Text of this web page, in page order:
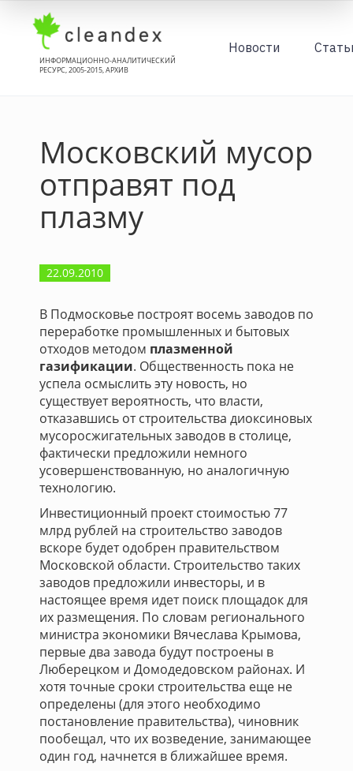
ИНФОРМАЦИОННО-АНАЛИТИЧЕСКИЙ
РЕСУРС, 2005-2015, АРХИВ
Новости
Московский мусор
отправят под
плазму
22.09.2010
В Подмосковье построят восемь заводов по
переработке промышленных и бытовых
отходов методом плазменной
газификации. Общественность пока не
успела осмыслить эту новость, но
существует вероятность, что власти,
отказавшись от строительства диоксиновых
мусоросжигательных заводов в столице,
фактически предложили немного
усовершенствованную, но аналогичную
технологию.
Инвестиционный проект стоимостью 77
млрд рублей на строительство заводов
вскоре будет одобрен правительством
Московской области. Строительство таких
заводов предложили инвесторы, и в
настоящее время идет поиск площадок для
их размещения. По словам регионального
министра экономики Вячеслава Крымова,
первые два завода будут построены в
Люберецком и Домодедовском районах. И
хотя точные сроки строительства еще не
определены (для этого необходимо
постановление правительства), чиновник
пообещал, что их возведение, занимающее
один год, начнется в ближайшее время.